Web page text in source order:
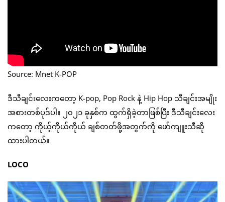
Source: Mnet K-POP
ဒီသီချင်းလေးကတော့ K-pop, Pop Rock နဲ့ Hip Hop သီချင်းအမျိုး
အစားတစ်ပုဒ်ပါ။ ၂၀၂၁ ခုနှစ်က ထွက်ရှိခဲ့တာဖြစ်ပြီး ဒီသီချင်းလေး
ကတော့ ကိုယ့်ကိုယ်ကိုယ် ချစ်တတ်ဖို့အတွက်ကို ဖော်ကျူးသီဆို
ထားပါတယ်။
LOCO